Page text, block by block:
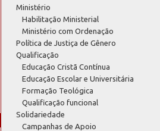
Ministério
Habilitação Ministerial
Ministério com Ordenação
Política de Justiça de Gênero
Qualificação
Educação Cristã Contínua
Educação Escolar e Universitária
Formação Teológica
Qualificação funcional
Solidariedade
Campanhas de Apoio